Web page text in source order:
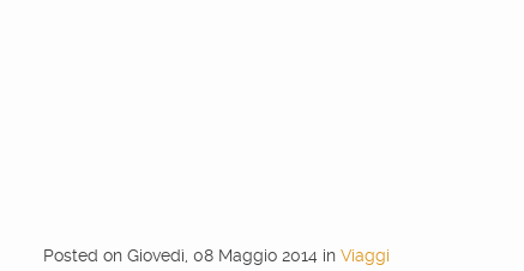
Posted on Giovedì, 08 Maggio 2014 in Viaggi